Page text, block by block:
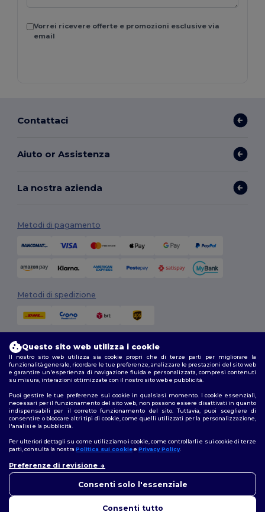
Vorrei ricevere offerte e promozioni esclusive via
email
Ricevi il mio preventivo (24 ore)
100% gratis. Nessun obbligo di acquisto. Dati sicuri.
Contattaci
Aiuto or Assistenza
La nostra azienda
Metodi di pagamento
Metodi di spedizione
2026. Tutti i diritti riservati
Termini e Condizioni|Politica di personalizzazione|Informativa sulla
privacy |Politica sui cookie| Site Map
Seguici
Roma|Milano|Napoli|Torino|Palermo|Genova|Bologna|Firenze
Questo sito web utilizza i cookie
Il nostro sito web utilizza sia cookie propri che di terze parti per migliorare la
funzionalità generale, ricordare le tue preferenze, analizzare le prestazioni del sito web
e garantire un'esperienza di navigazione fluida e personalizzata, compresi contenuti
su misura, interazioni ottimizzate con il nostro sito web e pubblicità.
Puoi gestire le tue preferenze sui cookie in qualsiasi momento. I cookie essenziali,
necessari per il funzionamento del sito web, non possono essere disattivati in quanto
indispensabili per il corretto funzionamento del sito. Tuttavia, puoi scegliere di
consentire o bloccare altri tipi di cookie, come quelli utilizzati per la personalizzazione,
l'analisi e la pubblicità.
Per ulteriori dettagli su come utilizziamo i cookie, come controllarli e sui cookie di terze
parti, consulta la nostra Politica sui cookiee Privacy Policy.
Preferenze di revisione
Consenti solo l'essenziale
Consenti tutto
puoi contattarci in qualsiasi
qui per aiutarti.